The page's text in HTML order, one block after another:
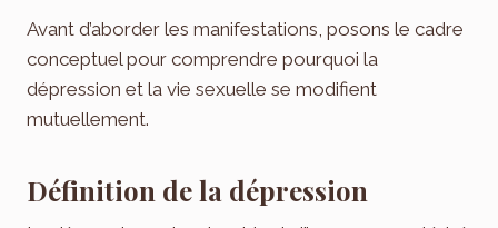
Avant d’aborder les manifestations, posons le cadre
conceptuel pour comprendre pourquoi la
dépression et la vie sexuelle se modifient
mutuellement.
Définition de la dépression